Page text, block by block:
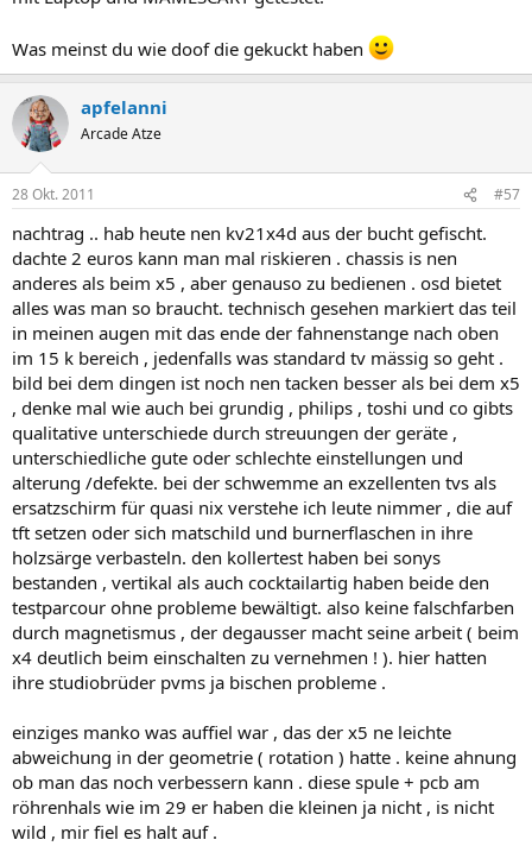
Was meinst du wie doof die gekuckt haben
apfelanni
Arcade Atze
28 Okt. 2011 #57
nachtrag .. hab heute nen kv21x4d aus der bucht gefischt.
dachte 2 euros kann man mal riskieren . chassis is nen
anderes als beim x5 , aber genauso zu bedienen . osd bietet
alles was man so braucht. technisch gesehen markiert das teil
in meinen augen mit das ende der fahnenstange nach oben
im 15 k bereich , jedenfalls was standard tv mässig so geht .
bild bei dem dingen ist noch nen tacken besser als bei dem x5
, denke mal wie auch bei grundig , philips , toshi und co gibts
qualitative unterschiede durch streuungen der geräte ,
unterschiedliche gute oder schlechte einstellungen und
alterung /defekte. bei der schwemme an exzellenten tvs als
ersatzschirm für quasi nix verstehe ich leute nimmer , die auf
tft setzen oder sich matschild und burnerflaschen in ihre
holzsärge verbasteln. den kollertest haben bei sonys
bestanden , vertikal als auch cocktailartig haben beide den
testparcour ohne probleme bewältigt. also keine falschfarben
durch magnetismus , der degausser macht seine arbeit ( beim
x4 deutlich beim einschalten zu vernehmen ! ). hier hatten
ihre studiobrüder pvms ja bischen probleme .
einziges manko was auffiel war , das der x5 ne leichte
abweichung in der geometrie ( rotation ) hatte . keine ahnung
ob man das noch verbessern kann . diese spule + pcb am
röhrenhals wie im 29 er haben die kleinen ja nicht , is nicht
wild , mir fiel es halt auf .